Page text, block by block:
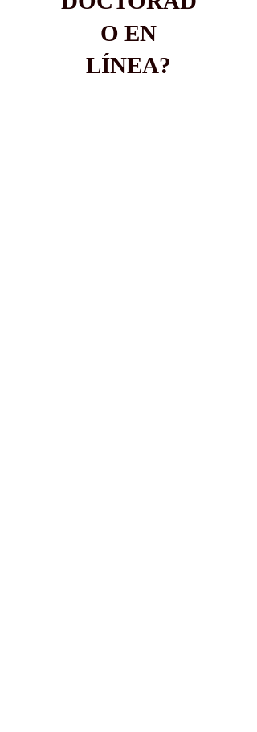
O EN
LÍNEA?